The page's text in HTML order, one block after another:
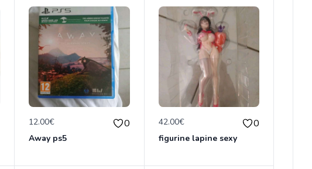
12.00€ 0
Away ps5
42.00€ 0
figurine lapine sexy